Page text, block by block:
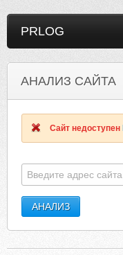
PRLOG
АНАЛИЗ САЙТА
Сайт недоступен